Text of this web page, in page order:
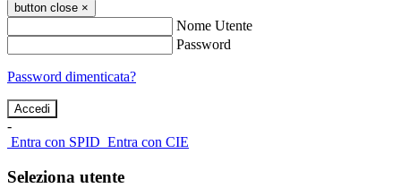
button close ×
Nome Utente
Password
Password dimenticata?
-
Entra con SPID Entra con CIE
Seleziona utente